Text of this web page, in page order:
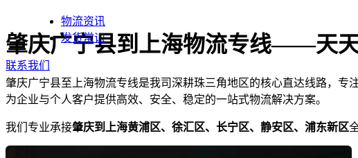
物流资讯
发货常识
联系我们
肇庆广宁县到上海物流专线——天
肇庆广宁县至上海物流专线是我司深耕珠三角地区的核心直达线路，专
为企业与个人客户提供高效、安全、稳定的一站式物流解决方案。
我们专业承接肇庆到上海黄浦区、徐汇区、长宁区、静安区、浦东新区